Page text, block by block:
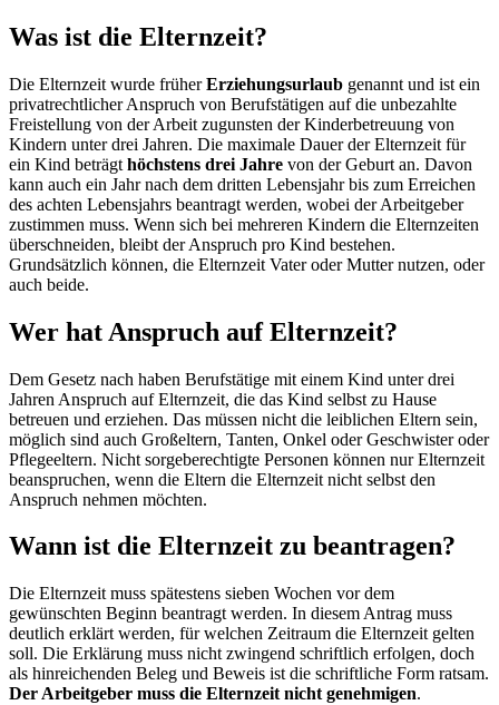
Was ist die Elternzeit?
Die Elternzeit wurde früherErziehungsurlaub genannt und ist ein
privatrechtlicher Anspruch von Berufstätigen auf die unbezahlte
Freistellung von der Arbeit zugunsten der Kinderbetreuung von
Kindern unter drei Jahren. Die maximale Dauer der Elternzeit für
ein Kind beträgt höchstens drei Jahre von der Geburt an. Davon
kann auch ein Jahr nach dem dritten Lebensjahr bis zum Erreichen
des achten Lebensjahrs beantragt werden, wobei der Arbeitgeber
zustimmen muss. Wenn sich bei mehreren Kindern die Elternzeiten
überschneiden, bleibt der Anspruch pro Kind bestehen.
Grundsätzlich können, die Elternzeit Vater oder Mutter nutzen, oder
auch beide.
Wer hat Anspruch auf Elternzeit?
Dem Gesetz nach haben Berufstätige mit einem Kind unter drei
Jahren Anspruch auf Elternzeit, die das Kind selbst zu Hause
betreuen und erziehen. Das müssen nicht die leiblichen Eltern sein,
möglich sind auch Großeltern, Tanten, Onkel oder Geschwister oder
Pflegeeltern. Nicht sorgeberechtigte Personen können nur Elternzeit
beanspruchen, wenn die Eltern die Elternzeit nicht selbst den
Anspruch nehmen möchten.
Wann ist die Elternzeit zu beantragen?
Die Elternzeit muss spätestens sieben Wochen vor dem
gewünschten Beginn beantragt werden. In diesem Antrag muss
deutlich erklärt werden, für welchen Zeitraum die Elternzeit gelten
soll. Die Erklärung muss nicht zwingend schriftlich erfolgen, doch
als hinreichenden Beleg und Beweis ist die schriftliche Form ratsam.
Der Arbeitgeber muss die Elternzeit nicht genehmigen.